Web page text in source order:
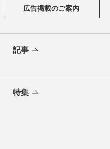
広告掲載のご案内
記事
特集